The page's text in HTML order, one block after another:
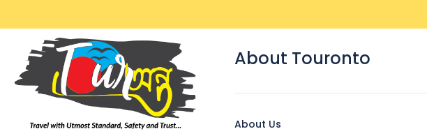
About Touronto
About Us